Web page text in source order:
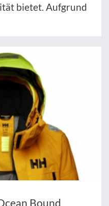
bietet. Aufgrund
Bound